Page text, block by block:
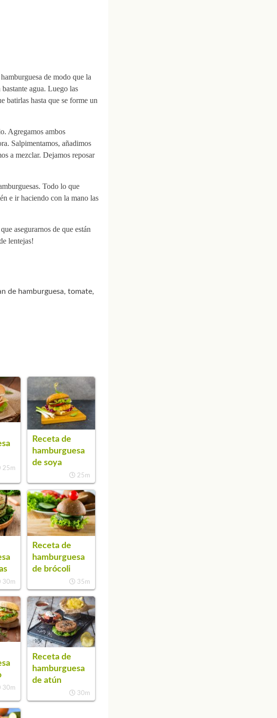
de modo que la
agua. Luego las
batirlas hasta que se forme un
Agregamos ambos
Salpimentamos, añadimos
a mezclar. Dejamos reposar
Todo lo que
e ir haciendo con la mano las
asegurarnos de que están
lentejas!
de hamburguesa, tomate,
25m
Receta de
hamburguesa
de soya
25m
30m
Receta de
hamburguesa
de brócoli
35m
30m
Receta de
hamburguesa
de atún
30m